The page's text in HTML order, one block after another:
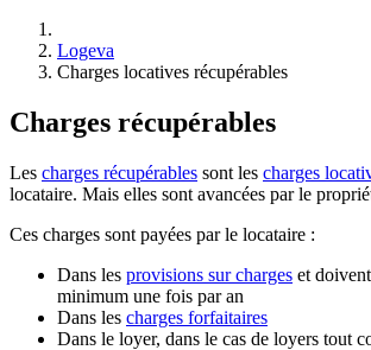
Logeva
Charges locatives récupérables
Charges récupérables
Les charges récupérables sont les charges
locataire. Mais elles sont avancées par le
Ces charges sont payées par le locataire :
Dans les provisions sur charges et
minimum une fois par an
Dans les charges forfaitaires
Dans le loyer, dans le cas de loyers tout